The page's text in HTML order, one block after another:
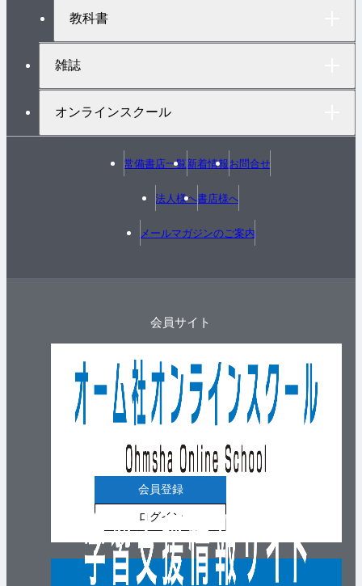
教科書
雑誌
オンラインスクール
常備書店一覧新着情報お問合せ
法人様へ書店様へ
メールマガジンのご案内
会員サイト
会員登録
ログイン